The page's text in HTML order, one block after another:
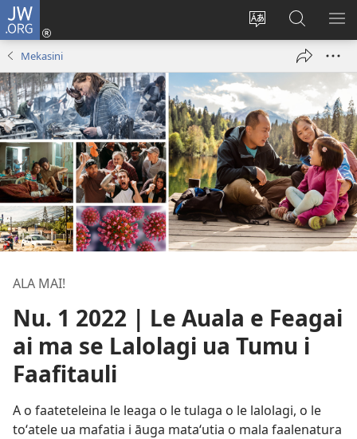
JW.ORG
Sui
gagana
o
le
upega
tafaʻilagi
Log
isi
polokalame)
Suʻe
le
JW.ORG
Mekasini
ALA MAI!
Nu. 1 2022 | Le Auala e Feagai
ai ma se Lalolagi ua Tumu i
Faafitauli
A o faateteleina le leaga o le tulaga o le lalolagi, o le
toʻatele ua mafatia i āuga mataʻutia o mala faalenatura